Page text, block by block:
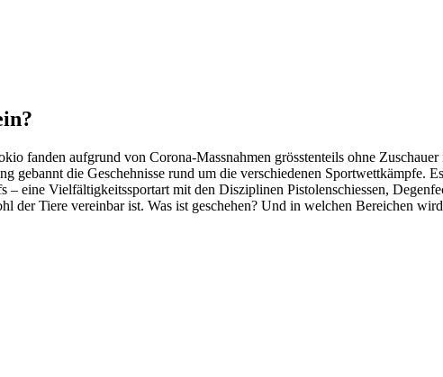
fanden aufgrund von Corona-Massnahmen grösstenteils ohne
gebannt die Geschehnisse rund um die verschiedenen
– eine Vielfältigkeitssportart mit den Disziplinen Pistolenschiessen,
der Tiere vereinbar ist. Was ist geschehen? Und in welchen Bereichen